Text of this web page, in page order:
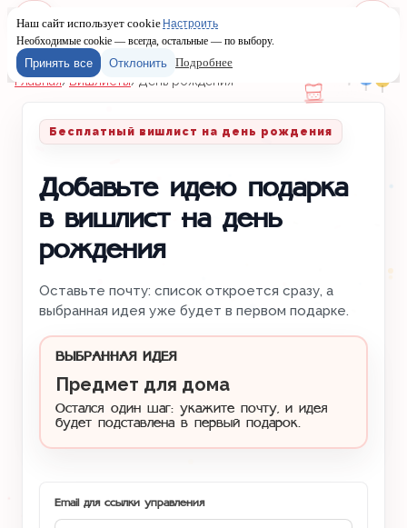
Меню
Главная/Вишлисты/ День рождения
Бесплатный вишлист на день рождения
Добавьте идею подарка
в вишлист на день
рождения
Оставьте почту: список откроется сразу, а
выбранная идея уже будет в первом подарке.
ВЫБРАННАЯ ИДЕЯ
Предмет для дома
Остался один шаг: укажите почту, и идея
будет подставлена в первый подарок.
Email для ссылки управления
Наш сайт использует cookie Настроить
Необходимые cookie — всегда, остальные — по выбору.
Принять все Отклонить Подробнее